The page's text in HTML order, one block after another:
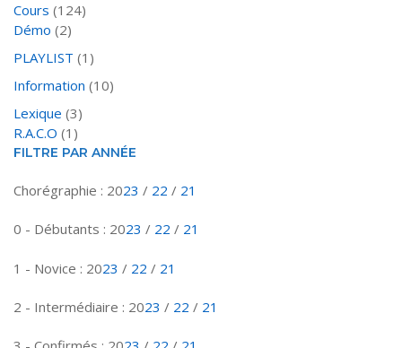
Cours (124)
Démo (2)
PLAYLIST (1)
Information (10)
Lexique (3)
R.A.C.O (1)
FILTRE PAR ANNÉE
Chorégraphie : 2023 / 22 / 21
0 - Débutants : 2023 / 22 / 21
1 - Novice : 2023 / 22 / 21
2 - Intermédiaire : 2023 / 22 / 21